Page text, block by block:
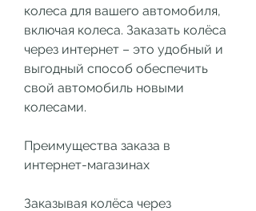
колеса для вашего автомобиля,
включая колеса. Заказать колёса
через интернет – это удобный и
выгодный способ обеспечить
свой автомобиль новыми
колесами.
Преимущества заказа в
интернет-магазинах
Заказывая колёса через